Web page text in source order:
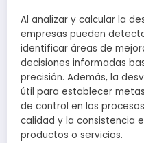
Al analizar y calcular la
empresas pueden
identificar áreas de
decisiones informadas
precisión. Además, la
útil para establecer
de control en los
calidad y la consistencia
productos o servicios.